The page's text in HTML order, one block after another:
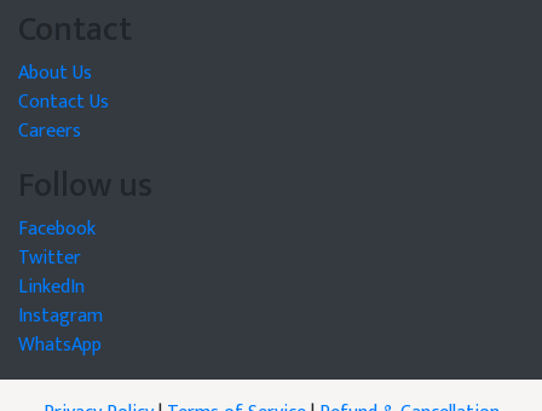
Contact
About Us
Contact Us
Careers
Follow us
Facebook
Twitter
LinkedIn
Instagram
WhatsApp